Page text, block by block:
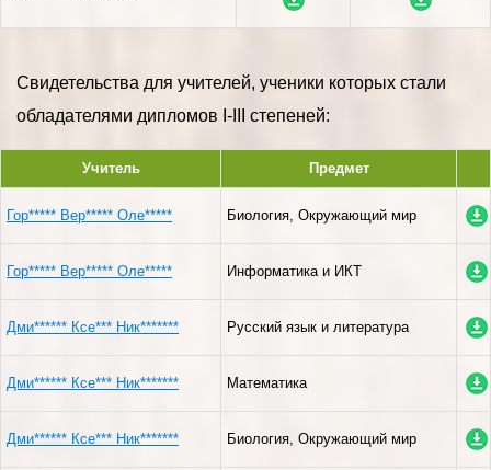
Свидетельства для учителей, ученики которых стали
обладателями дипломов I-III степеней:
Учитель Предмет
Гор***** Вер***** Оле***** Биология, Окружающий мир
Гор***** Вер***** Оле***** Информатика и ИКТ
Дми****** Ксе*** Ник******* Русский язык и литература
Дми****** Ксе*** Ник******* Математика
Дми****** Ксе*** Ник******* Биология, Окружающий мир